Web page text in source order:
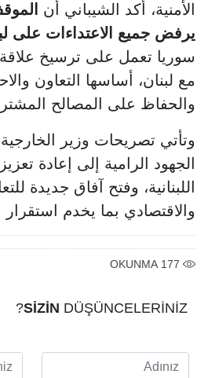
الأمنية، أكد الشيباني أن
يرفض جميع الاعتداءات على
سوريا تعمل على ترسيخ
مع لبنان، أساسها التعاون
والحفاظ على المصالح
وتأتي تصريحات وزير
الجهود الرامية إلى إعادة
اللبنانية، وفتح آفاق جديدة
والاقتصادي بما يخدم استقرار
177
OKUNMA
SİZİN DÜŞÜNCELERİNİZ?